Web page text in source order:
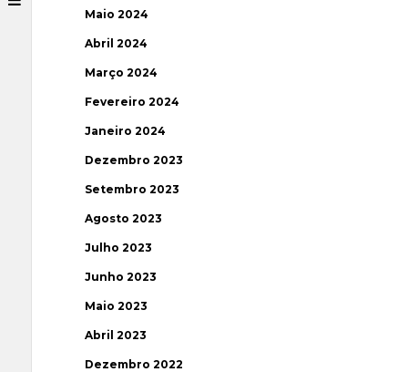
Maio 2024
Abril 2024
Março 2024
Fevereiro 2024
Janeiro 2024
Dezembro 2023
Setembro 2023
Agosto 2023
Julho 2023
Junho 2023
Maio 2023
Abril 2023
Dezembro 2022